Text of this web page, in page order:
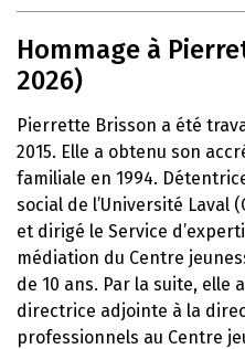
Hommage à
2026)
Pierrette Brisson a été
2015. Elle a obtenu son
familiale en 1994.
social de l’Université Laval
et dirigé le Service
médiation du Centre
de 10 ans. Par la suite, elle
directrice adjointe à la
professionnels au Centre